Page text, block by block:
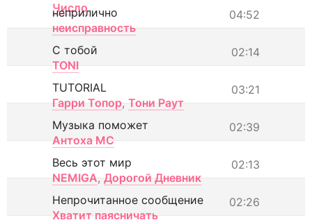
Число
04:52
неприлично
неисправность
02:14
С тобой
TONI
03:21
TUTORIAL
Гарри Топор, Тони Раут
02:39
Музыка поможет
Антоха МС
02:13
Весь этот мир
NEMIGA, Дорогой Дневник
02:26
Непрочитанное сообщение
Хватит паясничать